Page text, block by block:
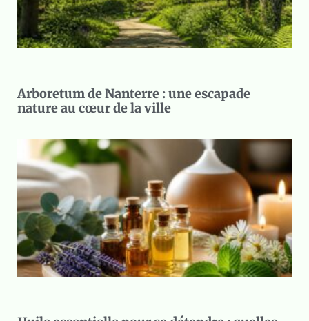
Arboretum de Nanterre : une escapade
nature au cœur de la ville